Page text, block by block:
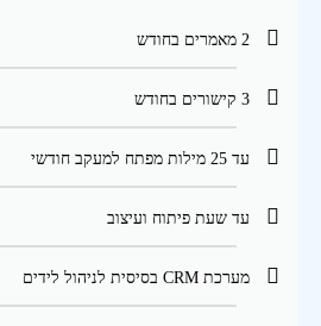
2 מאמרים בחודש
3 קישורים בחודש
עד 25 מילות מפתח למעקב חודשי
עד שעת פיתוח ועיצוב
מערכת CRM בסיסית לניהול לידים